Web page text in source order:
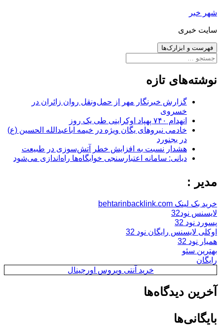
رفتن
نوشته‌ها
شهر خبر
سایت خبری
فهرست و ابزارک‌ها
جستجو
نوشته‌های تازه
گزارش خبرنگار مهر از حمل‌ونقل روان زائران در
خسروی
انهدام ۷۴۰ پهپاد اوکراینی طی یک روز
خادمی نیروهای یگان ویژه در خیمه اباعبدالله الحسین (ع)
در بجنورد
هشدار نسبت به افزایش خطر آتش‌سوزی در طبیعت
دیانی: سامانه اعتبارسنجی خوابگاه‌ها راه‌اندازی می‌شود
مدیر :
خرید بک لینک behtarinbacklink.com
لایسنس نود32
پسورد نود 32
اوکلی لایسنس رایگان نود 32
همیار نود 32
بهترین سئو
رایگان
خرید آنتی ویروس اورجینال
آخرین دیدگاه‌ها
بایگانی‌ها